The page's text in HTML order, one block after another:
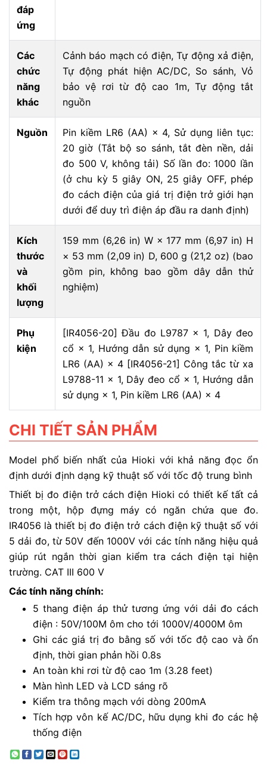
đáp
ứng
Các
chức
năng
khác
Cảnh báo mạch có điện, Tự động xả điện,
Tự động phát hiện AC/DC, So sánh, Vỏ
bảo vệ rơi từ độ cao 1m, Tự động tắt
nguồn
Nguồn
Pin kiềm LR6 (AA) × 4, Sử dụng liên tục:
20 giờ (Tắt bộ so sánh, tắt đèn nền, dải
đo 500 V, không tải) Số lần đo: 1000 lần
(ở chu kỳ 5 giây ON, 25 giây OFF, phép
đo cách điện của giá trị điện trở giới hạn
dưới để duy trì điện áp đầu ra danh định)
Kích
thước
và
khối
lượng
159 mm (6,26 in) W × 177 mm (6,97 in) H
× 53 mm (2,09 in) D, 600 g (21,2 oz) (bao
gồm pin, không bao gồm dây dẫn thử
nghiệm)
Phụ
kiện
[IR4056-20] Đầu đo L9787 × 1, Dây đeo
cổ × 1, Hướng dẫn sử dụng × 1, Pin kiềm
LR6 (AA) × 4 [IR4056-21] Công tắc từ xa
L9788-11 × 1, Dây đeo cổ × 1, Hướng dẫn
sử dụng × 1, Pin kiềm LR6 (AA) × 4
CHI TIẾT SẢN PHẨM
Model phổ biến nhất của Hioki với khả năng đọc ổn
định dưới định dạng kỹ thuật số với tốc độ trung bình
Thiết bị đo điện trở cách điện Hioki có thiết kế tất cả
trong một, hộp đựng máy có ngăn chứa que đo.
IR4056 là thiết bị đo điện trở cách điện kỹ thuật số với
5 dải đo, từ 50V đến 1000V với các tính năng hiệu quả
giúp rút ngắn thời gian kiểm tra cách điện tại hiện
trường. CAT III 600 V
Các tính năng chính:
5 thang điện áp thử tương ứng với dải đo cách
điện : 50V/100M ôm cho tới 1000V/4000M ôm
Ghi các giá trị đo bằng số với tốc độ cao và ổn
định, thời gian phản hồi 0.8s
An toàn khi rơi từ độ cao 1m (3.28 feet)
Màn hình LED và LCD sáng rõ
Kiểm tra thông mạch với dòng 200mA
Tích hợp vôn kế AC/DC, hữu dụng khi đo các hệ
thống điện